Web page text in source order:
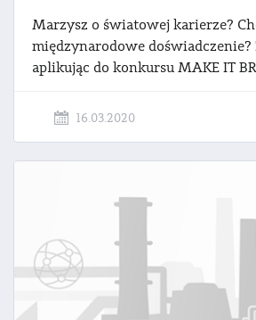
Marzysz o światowej karierze?
międzynarodowe doświadczenie?
aplikując do konkursu MAKE IT
16.03.2020